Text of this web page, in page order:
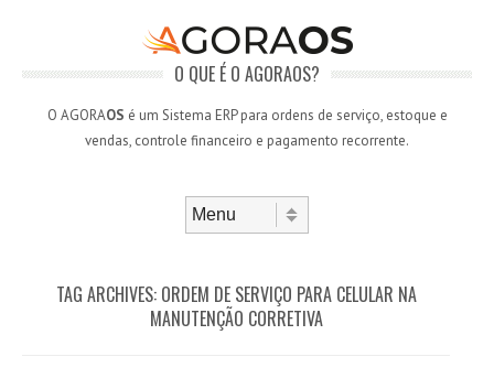
O QUE É O AGORAOS?
O AGORAOS é um Sistema ERP para ordens de serviço, estoque e
vendas, controle financeiro e pagamento recorrente.
TAG ARCHIVES: ORDEM DE SERVIÇO PARA CELULAR NA
MANUTENÇÃO CORRETIVA